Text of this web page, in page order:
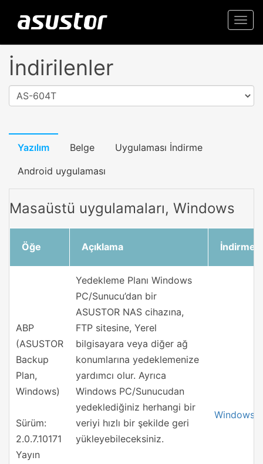
İndirilenler
AS-604T
Yazılım Belge
Uygulaması İndirme
Android uygulaması
Masaüstü uygulamaları, Windows
Öğe Açıklama İndirme
ABP
(ASUSTOR
Backup
Plan,
Windows)
Sürüm:
2.0.7.10171
Yayın
Yedekleme Planı Windows
PC/Sunucu’dan bir
ASUSTOR NAS cihazına,
FTP sitesine, Yerel
bilgisayara veya diğer ağ
konumlarına yedeklemenize
yardımcı olur. Ayrıca
Windows PC/Sunucudan
yedeklediğiniz herhangi bir
veriyi hızlı bir şekilde geri
yükleyebileceksiniz.
Windows